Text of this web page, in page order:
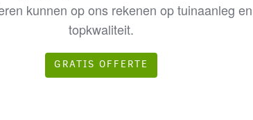
kunnen op ons rekenen op tuinaanleg
topkwaliteit.
GRATIS OFFERTE